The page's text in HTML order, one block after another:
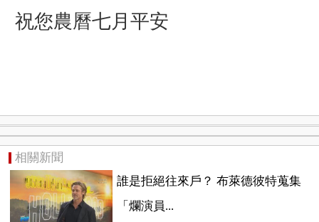
祝您農曆七月平安
相關新聞
誰是拒絕往來戶？ 布萊德彼特蒐集
「爛演員...